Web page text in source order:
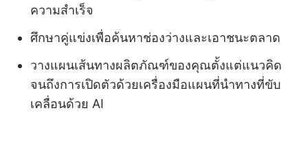
ความสำเร็จ
ศึกษาคู่แข่งเพื่อค้นหาช่องว่างและเอาชนะตลาด
วางแผนเส้นทางผลิตภัณฑ์ของคุณตั้งแต่แนวคิด
จนถึงการเปิดตัวด้วยเครื่องมือแผนที่นำทางที่ขับ
เคลื่อนด้วย AI